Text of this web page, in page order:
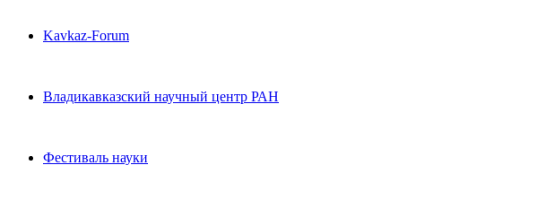
Kavkaz-Forum
Владикавказский научный центр РАН
Фестиваль науки